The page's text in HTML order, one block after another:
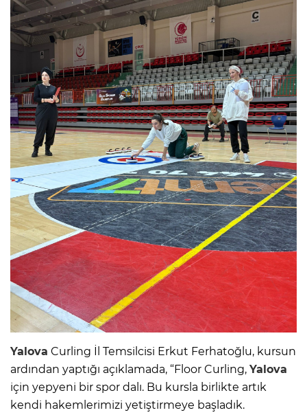
Yalova Curling İl Temsilcisi Erkut Ferhatoğlu, kursun
ardından yaptığı açıklamada, “Floor Curling, Yalova
için yepyeni bir spor dalı. Bu kursla birlikte artık
kendi hakemlerimizi yetiştirmeye başladık.